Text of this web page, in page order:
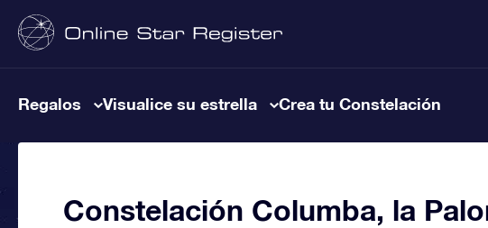
Regalos Visualice su estrella Crea tu Constelación
Constelación Columba, la